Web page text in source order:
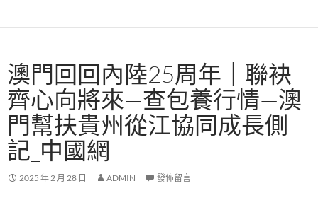
澳門回回內陸25周年｜聯袂
齊心向將來—查包養行情—澳
門幫扶貴州從江協同成長側
記_中國網
2025 年 2 月 28 日 ADMIN 發佈留言